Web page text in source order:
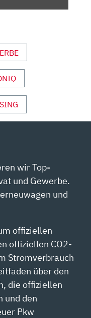
wir Top-
und Gewerbe.
und
offiziellen
offiziellen CO2-
Stromverbrauch
über den
die offiziellen
und den
Pkw